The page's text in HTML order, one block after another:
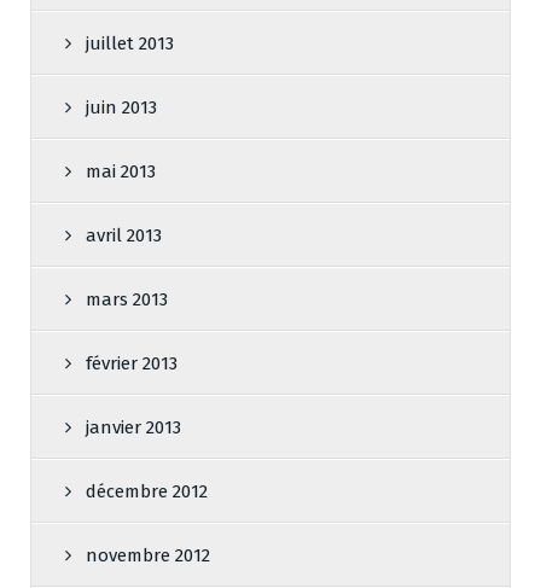
juillet 2013
juin 2013
mai 2013
avril 2013
mars 2013
février 2013
janvier 2013
décembre 2012
novembre 2012